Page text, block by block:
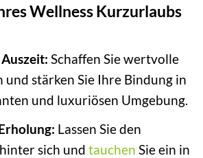
Wellness Kurzurlaubs
Schaffen Sie wertvolle
und stärken Sie Ihre Bindung in
und luxuriösen Umgebung.
Lassen Sie den
sich und tauchen Sie ein in